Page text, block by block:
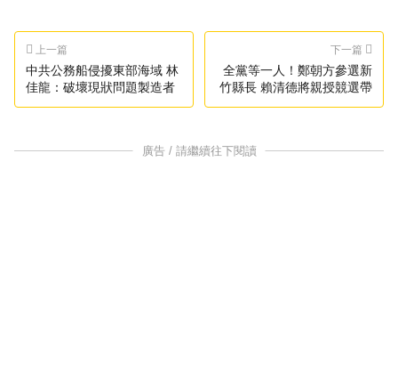
上一篇
中共公務船侵擾東部海域 林
佳龍：破壞現狀問題製造者
下一篇
全黨等一人！鄭朝方參選新
竹縣長 賴清德將親授競選帶
廣告 / 請繼續往下閱讀